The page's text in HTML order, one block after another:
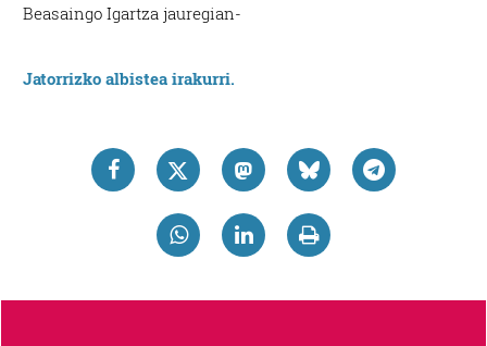
Beasaingo Igartza jauregian-
Jatorrizko albistea irakurri.